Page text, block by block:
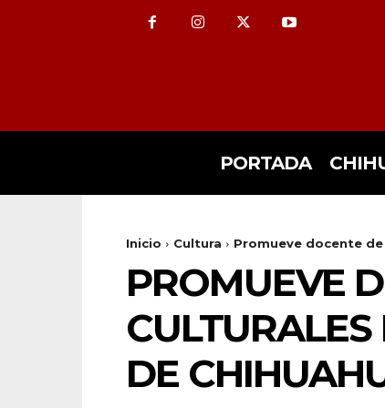
PORTADA
Inicio Cultura Promueve docente
PROMUEVE
DE